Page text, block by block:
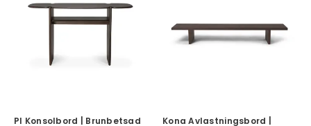
PI Konsolbord | Brunbetsad
Kona Avlastningsbord |